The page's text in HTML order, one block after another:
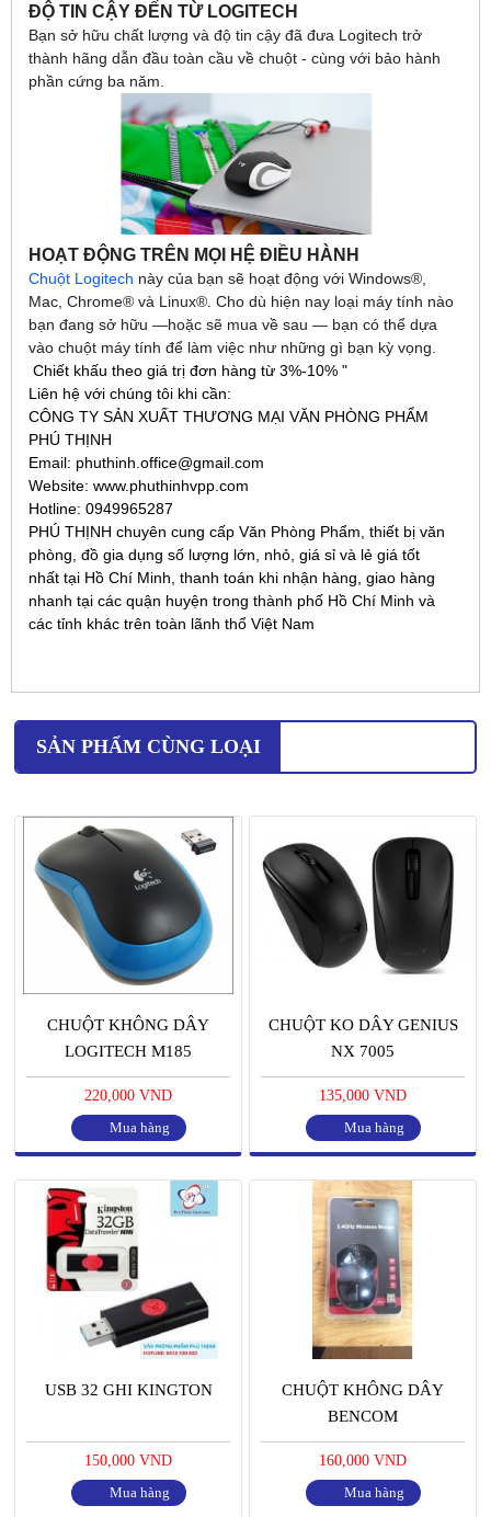
ĐỘ TIN CẬY ĐẾN TỪ LOGITECH
Bạn sở hữu chất lượng và độ tin cậy đã đưa Logitech trở
thành hãng dẫn đầu toàn cầu về chuột - cùng với bảo hành
phần cứng ba năm.
HOẠT ĐỘNG TRÊN MỌI HỆ ĐIỀU HÀNH
Chuột Logitech này của bạn sẽ hoạt động với Windows®,
Mac, Chrome® và Linux®. Cho dù hiện nay loại máy tính nào
bạn đang sở hữu —hoặc sẽ mua về sau — bạn có thể dựa
vào chuột máy tính để làm việc như những gì bạn kỳ vọng.
Chiết khấu theo giá trị đơn hàng từ 3%-10% "
Liên hệ với chúng tôi khi cần:
CÔNG TY SẢN XUẤT THƯƠNG MẠI VĂN PHÒNG PHẨM
PHÚ THỊNH
Email: phuthinh.office@gmail.com
Website: www.phuthinhvpp.com
Hotline: 0949965287
PHÚ THỊNH chuyên cung cấp Văn Phòng Phẩm, thiết bị văn
phòng, đồ gia dụng số lượng lớn, nhỏ, giá sỉ và lẻ giá tốt
nhất tại Hồ Chí Minh, thanh toán khi nhận hàng, giao hàng
nhanh tại các quận huyện trong thành phố Hồ Chí Minh và
các tỉnh khác trên toàn lãnh thổ Việt Nam
SẢN PHẨM CÙNG LOẠI
CHUỘT KHÔNG DÂY
LOGITECH M185
220,000 VND
Mua hàng
CHUỘT KO DÂY GENIUS
NX 7005
135,000 VND
Mua hàng
USB 32 GHI KINGTON
150,000 VND
Mua hàng
CHUỘT KHÔNG DÂY
BENCOM
160,000 VND
Mua hàng